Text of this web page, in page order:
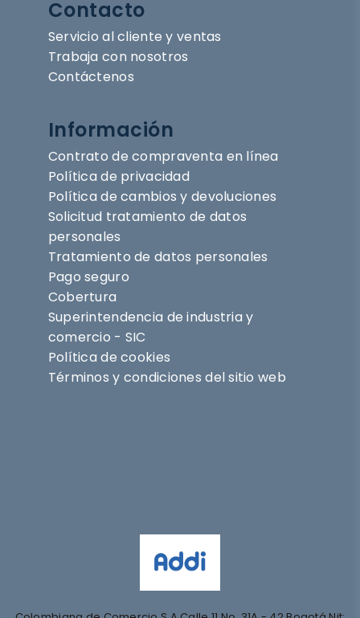
Contacto
Servicio al cliente y ventas
Trabaja con nosotros
Contáctenos
Información
Contrato de compraventa en línea
Política de privacidad
Política de cambios y devoluciones
Solicitud tratamiento de datos
personales
Tratamiento de datos personales
Pago seguro
Cobertura
Superintendencia de industria y
comercio - SIC
Política de cookies
Términos y condiciones del sitio web